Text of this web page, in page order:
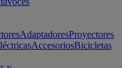
AdaptadoresProyectores
AccesoriosBicicletas